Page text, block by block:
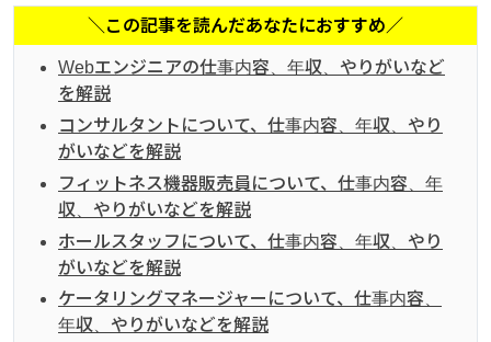
＼この記事を読んだあなたにおすすめ／
Webエンジニアの仕事内容、年収、やりがいなど
を解説
コンサルタントについて、仕事内容、年収、やり
がいなどを解説
フィットネス機器販売員について、仕事内容、年
収、やりがいなどを解説
ホールスタッフについて、仕事内容、年収、やり
がいなどを解説
ケータリングマネージャーについて、仕事内容、
年収、やりがいなどを解説